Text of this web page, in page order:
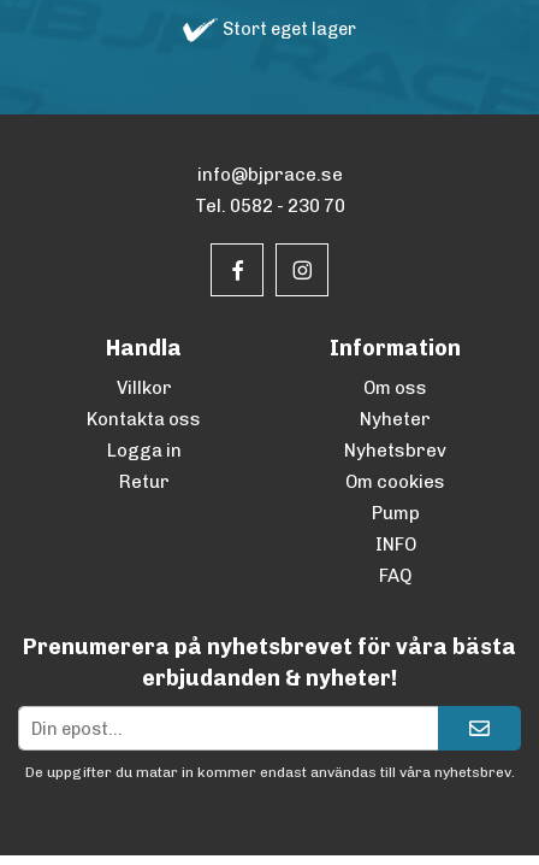
Stort eget lager
info@bjprace.se
Tel. 0582 - 230 70
Handla
Villkor
Kontakta oss
Logga in
Retur
Information
Om oss
Nyheter
Nyhetsbrev
Om cookies
Pump
INFO
FAQ
Prenumerera på nyhetsbrevet för våra bästa
erbjudanden & nyheter!
De uppgifter du matar in kommer endast användas till våra nyhetsbrev.